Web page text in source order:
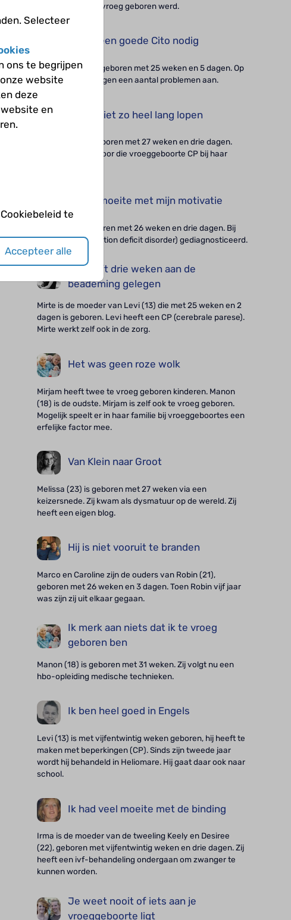
met 25 weken te vroeg geboren werd.
Ik heb een goede Cito nodig
Victor Jan (11) is geboren met 25 weken en 5 dagen. Op
school loopt hij tegen een aantal problemen aan.
Ik kan niet zo heel lang lopen
Vanessa (8) is geboren met 27 weken en drie dagen.
Waarschijnlijk is door die vroeggeboorte CP bij haar
Ik heb moeite met mijn motivatie
Robin (21) is geboren met 26 weken en drie dagen. Bij
hem is ADD (attention deficit disorder) gediagnosticeerd.
Hij heeft drie weken aan de
beademing gelegen
Mirte is de moeder van Levi (13) die met 25 weken en 2
dagen is geboren. Levi heeft een CP (cerebrale parese).
Mirte werkt zelf ook in de zorg.
Het was geen roze wolk
Mirjam heeft twee te vroeg geboren kinderen. Manon
(18) is de oudste. Mirjam is zelf ook te vroeg geboren.
Mogelijk speelt er in haar familie bij vroeggeboortes een
erfelijke factor mee.
Van Klein naar Groot
Melissa (23) is geboren met 27 weken via een
keizersnede. Zij kwam als dysmatuur op de wereld. Zij
heeft een eigen blog.
Hij is niet vooruit te branden
Marco en Caroline zijn de ouders van Robin (21),
geboren met 26 weken en 3 dagen. Toen Robin vijf jaar
was zijn zij uit elkaar gegaan.
Ik merk aan niets dat ik te vroeg
geboren ben
Manon (18) is geboren met 31 weken. Zij volgt nu een
hbo-opleiding medische technieken.
Ik ben heel goed in Engels
Levi (13) is met vijfentwintig weken geboren, hij heeft te
maken met beperkingen (CP). Sinds zijn tweede jaar
wordt hij behandeld in Heliomare. Hij gaat daar ook naar
school.
Ik had veel moeite met de binding
Irma is de moeder van de tweeling Keely en Desiree
(22), geboren met vijfentwintig weken en drie dagen. Zij
heeft een ivf-behandeling ondergaan om zwanger te
kunnen worden.
Je weet nooit of iets aan je
vroeggeboorte ligt
Selecteer
ons te begrijpen
website
deze
en
te
Accepteer alle